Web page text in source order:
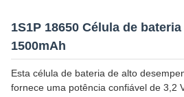
1S1P 18650 Célula de
1500mAh
Esta célula de bateria de alto
fornece uma potência confiável de 3,2